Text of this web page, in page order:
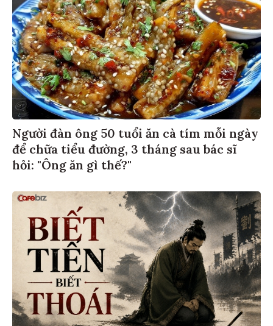
Người đàn ông 50 tuổi ăn cà tím mỗi ngày
để chữa tiểu đường, 3 tháng sau bác sĩ
hỏi: "Ông ăn gì thế?"